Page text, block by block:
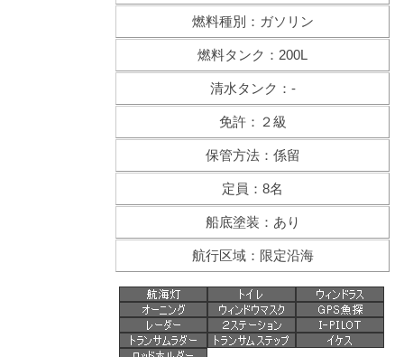
燃料種別：ガソリン
燃料タンク：200L
清水タンク：-
免許：２級
保管方法：係留
定員：8名
船底塗装：あり
航行区域：限定沿海